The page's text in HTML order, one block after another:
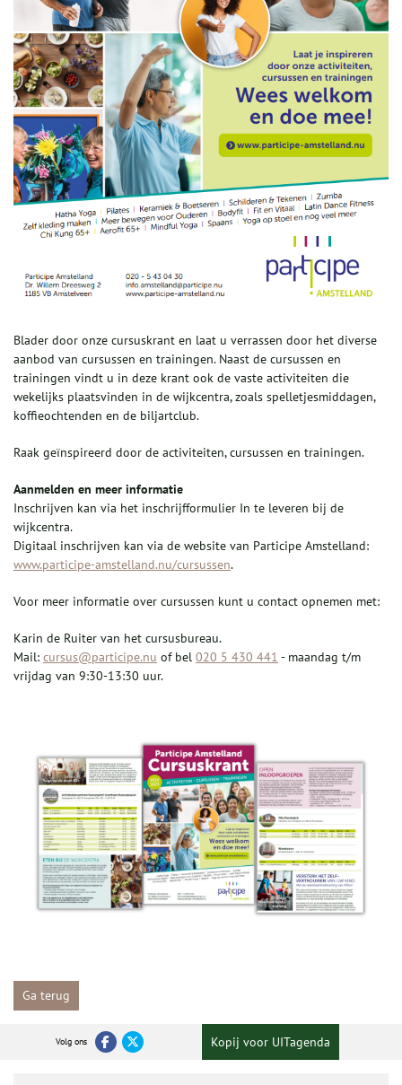
Blader door onze cursuskrant en laat u verrassen door het diverse
aanbod van cursussen en trainingen. Naast de cursussen en
trainingen vindt u in deze krant ook de vaste activiteiten die
wekelijks plaatsvinden in de wijkcentra, zoals spelletjesmiddagen,
koffieochtenden en de biljartclub.
Raak geïnspireerd door de activiteiten, cursussen en trainingen.
Aanmelden en meer informatie
Inschrijven kan via het inschrijfformulier In te leveren bij de
wijkcentra.
Digitaal inschrijven kan via de website van Participe Amstelland:
www.participe-amstelland.nu/cursussen.
Voor meer informatie over cursussen kunt u contact opnemen met:
Karin de Ruiter van het cursusbureau.
Mail: cursus@participe.nu of bel 020 5 430 441 - maandag t/m
vrijdag van 9:30-13:30 uur.
Ga terug
Volg ons Kopij voor UITagenda